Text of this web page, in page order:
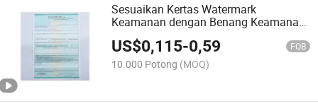
Sesuaikan Kertas Watermark
Keamanan dengan Benang Keamanan
dan Serat UV untuk Sertifikat
US$0,115-0,59 FOB
10.000 Potong (MOQ)